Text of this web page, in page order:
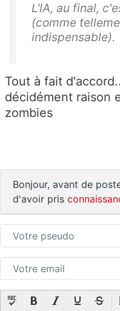
L'IA, au final,
(comme
indispensable).
Tout à fait
décidément raison
zombies
Bonjour, avant de
d'avoir pris